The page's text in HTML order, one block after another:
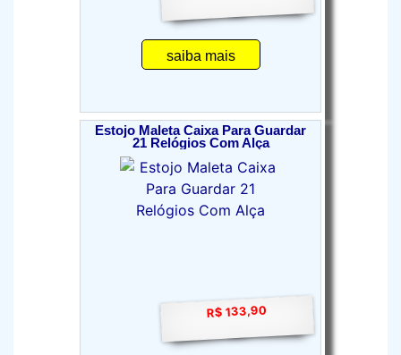
saiba mais
Estojo Maleta Caixa Para Guardar
21 Relógios Com Alça
R$ 133,90